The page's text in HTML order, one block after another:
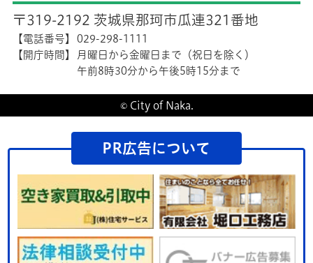
〒319-2192 茨城県那珂市瓜連321番地
【電話番号】
029-298-1111
【開庁時間】
月曜日から金曜日まで（祝日を除く）
午前8時30分から午後5時15分まで
© City of Naka.
PR広告について